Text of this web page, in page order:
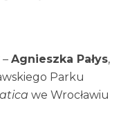
– Agnieszka Pałys,
Parku
we Wrocławiu